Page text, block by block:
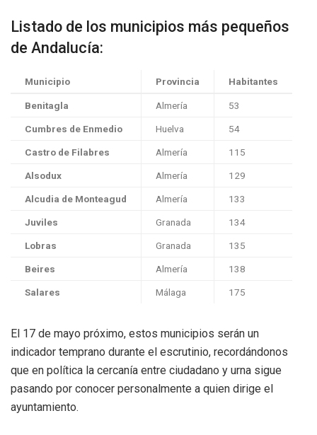
Listado de los municipios más pequeños
de Andalucía:
Municipio Provincia Habitantes
Benitagla Almería 53
Cumbres de Enmedio Huelva 54
Castro de Filabres Almería 115
Alsodux Almería 129
Alcudia de Monteagud Almería 133
Juviles Granada 134
Lobras Granada 135
Beires Almería 138
Salares Málaga 175
El 17 de mayo próximo, estos municipios serán un
indicador temprano durante el escrutinio, recordándonos
que en política la cercanía entre ciudadano y urna sigue
pasando por conocer personalmente a quien dirige el
ayuntamiento.